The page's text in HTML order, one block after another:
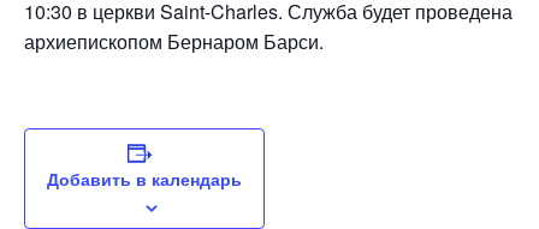
10:30 в церкви Saint-Charles. Служба будет проведена
архиепископом Бернаром Барси.
Добавить в календарь